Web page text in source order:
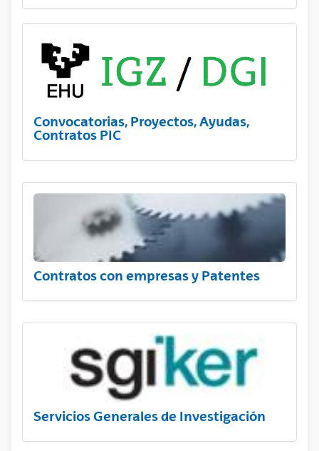
Convocatorias, Proyectos, Ayudas,
Contratos PIC
Contratos con empresas y Patentes
Servicios Generales de Investigación